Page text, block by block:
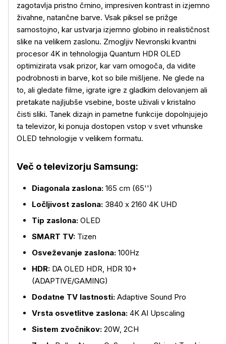
Več o izdelku
zagotavlja pristno črnino, impresiven kontrast in izjemno
živahne, natančne barve. Vsak piksel se prižge
samostojno, kar ustvarja izjemno globino in realističnost
slike na velikem zaslonu. Zmogljiv Nevronski kvantni
procesor 4K in tehnologija Quantum HDR OLED
optimizirata vsak prizor, kar vam omogoča, da vidite
podrobnosti in barve, kot so bile mišljene. Ne glede na
to, ali gledate filme, igrate igre z gladkim delovanjem ali
pretakate najljubše vsebine, boste uživali v kristalno
čisti sliki. Tanek dizajn in pametne funkcije dopolnjujejo
ta televizor, ki ponuja dostopen vstop v svet vrhunske
OLED tehnologije v velikem formatu.
Več o televizorju Samsung:
Diagonala zaslona: 165 cm (65'')
Ločljivost zaslona: 3840 x 2160 4K UHD
Tip zaslona: OLED
SMART TV: Tizen
Osveževanje zaslona: 100Hz
HDR: DA OLED HDR, HDR 10+
(ADAPTIVE/GAMING)
Dodatne TV lastnosti: Adaptive Sound Pro
Vrsta osvetlitve zaslona: 4K AI Upscaling
Sistem zvočnikov: 20W, 2CH